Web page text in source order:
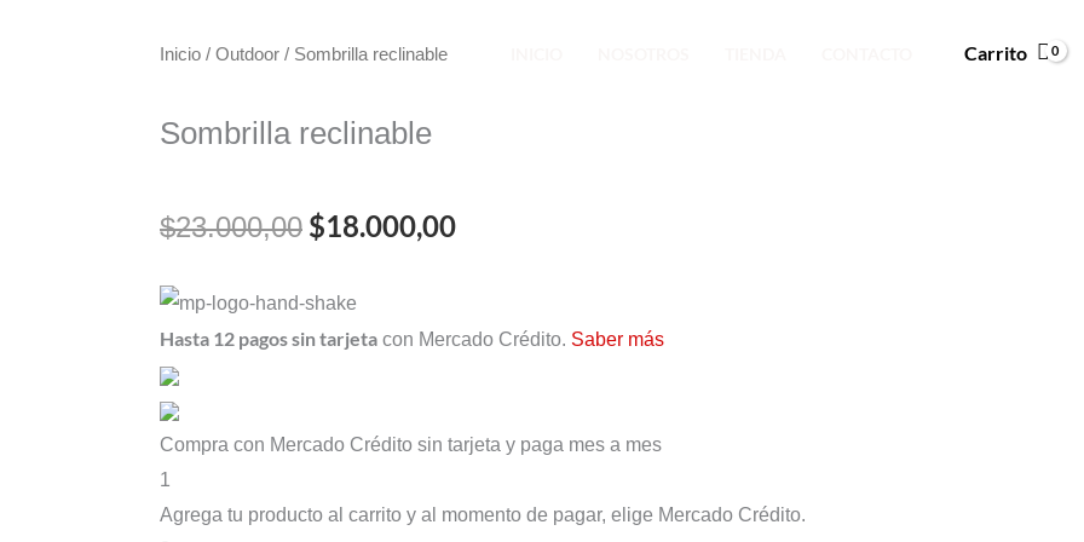
Carrito
Inicio / Outdoor / Sombrilla reclinable
Sombrilla reclinable
$23.000,00 El
original
$23.000,00.
$18.000,00El
actual
$18.000,00.
Hasta 12 pagos sin tarjeta con Mercado Crédito. Saber más
Compra con Mercado Crédito sin tarjeta y paga mes a mes
1
Agrega tu producto al carrito y al momento de pagar, elige Mercado Crédito.
Sombrilla
reclinable
cantidad